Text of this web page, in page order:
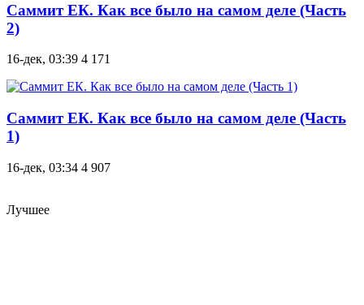
Саммит ЕК. Как все было на самом деле (Часть
2)
16-дек, 03:39 4 171
Саммит ЕК. Как все было на самом деле (Часть
1)
16-дек, 03:34 4 907
Лучшее